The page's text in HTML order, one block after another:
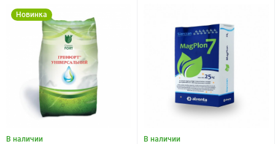
Новинка
В наличии В наличии